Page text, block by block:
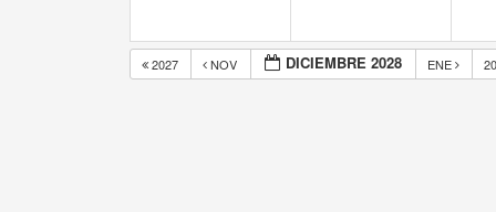
2027 NOV DICIEMBRE 2028 ENE